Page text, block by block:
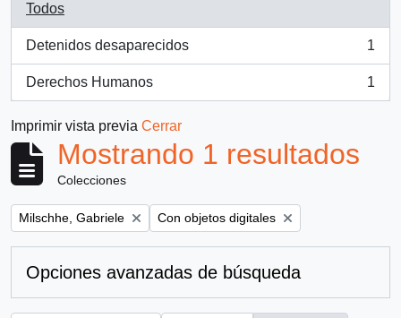
Todos
Detenidos desaparecidos
, 1 resultados
1
Derechos Humanos
, 1 resultados
1
Imprimir vista previa Cerrar
Mostrando 1 resultados
Colecciones
Remove filter:
Milschhe, Gabriele Remove filter:
Con objetos digitales
Opciones avanzadas de búsqueda